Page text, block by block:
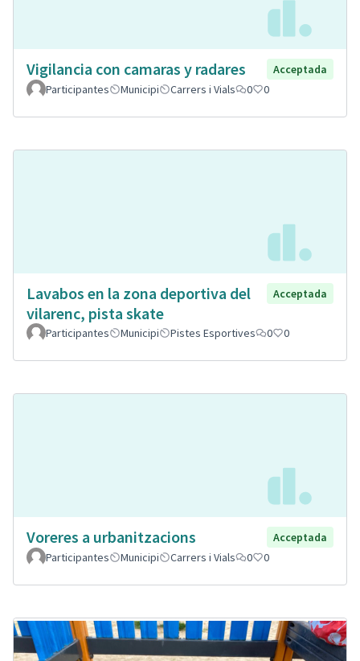
Vigilancia con camaras y radares
Acceptada
Participantes
Municipi Carrers i Vials 0 0
Lavabos en la zona deportiva del
vilarenc, pista skate
Acceptada
Participantes Municipi Pistes Esportives 0 0
Voreres a urbanitzacions
Acceptada
Participantes
Municipi Carrers i Vials 0 0